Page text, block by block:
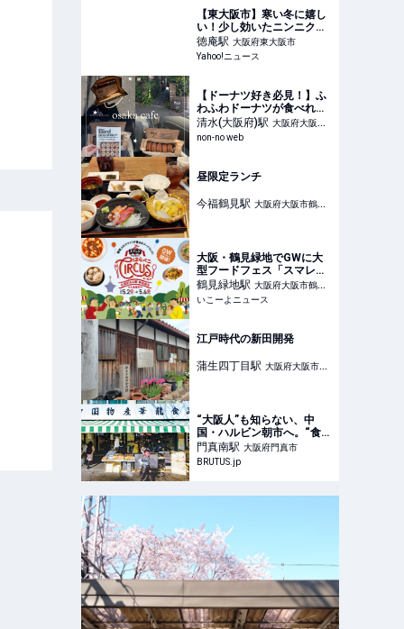
【東大阪市】寒い冬に嬉し
い！少し効いたニンニクの
風味があたたかさを感じま
す。（岡田智則） - エキス
徳庵駅 大阪府東大阪市
Yahoo!ニュース
【ドーナツ好き必見！】ふ
わふわドーナツが食べれる
大阪・「Bird COFFEE」紹
介 | No.254 mio | 大学生エ
清水(大阪府)駅 大阪府大阪市
旭区
non-no web
昼限定ランチ
今福鶴見駅 大阪府大阪市鶴見
大阪・鶴見緑地でGWに大
型フードフェス「スマレジ
presents はらぺこサーカ
ス」開催
鶴見緑地駅 大阪府大阪市鶴見
区
いこーよニュース
江戸時代の新田開発
蒲生四丁目駅 大阪府大阪市城
“大阪人”も知らない、中
国・ハルビン朝市へ。“食べ
に行ける外国”のある町：大
東市 | ブルータス|
BRUTUS.jp
門真南駅 大阪府門真市
BRUTUS.jp